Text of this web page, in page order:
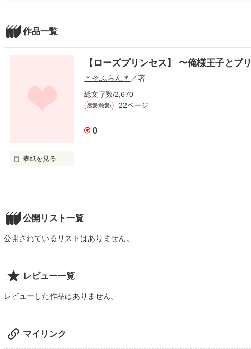
作品一覧
【ローズプリンセス】 〜俺様王子とプ
＊そふらん＊ ／著
総文字数/2,670
恋愛(純愛) 22ページ
0
表紙を見る
×
俺様王子??
「ちょっ！やめっ」
「王子に逆らっていいのか？」
いかがですか♡
公開リスト一覧
公開されているリストはありません。
レビュー一覧
レビューした作品はありません。
マイリンク